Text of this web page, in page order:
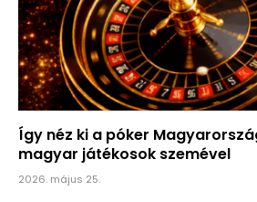
Így néz ki a póker
magyar játékosok szemével
2026. május 25.